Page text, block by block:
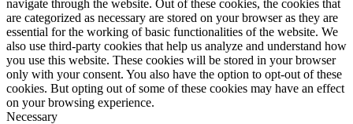
navigate through the website. Out of these cookies, the cookies that
are categorized as necessary are stored on your browser as they are
essential for the working of basic functionalities of the website. We
also use third-party cookies that help us analyze and understand how
you use this website. These cookies will be stored in your browser
only with your consent. You also have the option to opt-out of these
cookies. But opting out of some of these cookies may have an effect
on your browsing experience.
Necessary